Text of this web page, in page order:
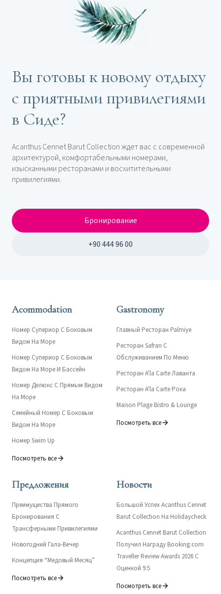
Вы готовы к новому отдыху
с приятными привилегиями
в Сиде?
Acanthus Cennet Barut Collection ждет вас с современной
архитектурой, комфортабельными номерами,
изысканными ресторанами и восхитительными
привилегиями.
Бронирование
+90 444 96 00
Acommodation
Номер Супериор С Боковым
Видом На Море
Номер Супериор С Боковым
Видом На Море И Бассейн
Номер Делюкс С Прямым Видом
На Море
Семейный Номер С Боковым
Видом На Море
Номер Swim Up
Посмотреть все
Gastronomy
Главный Ресторан Palmiye
Ресторан Safran С
Обслуживанием По Меню
Ресторан A'la Carte Лаванта
Ресторан A'la Carte Рока
Maison Plage Bistro & Lounge
Посмотреть все
Предложения
Преимущества Прямого
Бронирования С
Трансферными Привилегиями
Новогодний Гала-Вечер
Концепция “Медовый Месяц”
Посмотреть все
Новости
Большой Успех Acanthus Cennet
Barut Collection На Holidaycheck
Acanthus Cennet Barut Collection
Получил Награду Booking.com
Traveller Review Awards 2026 С
Оценкой 9.5
Посмотреть все